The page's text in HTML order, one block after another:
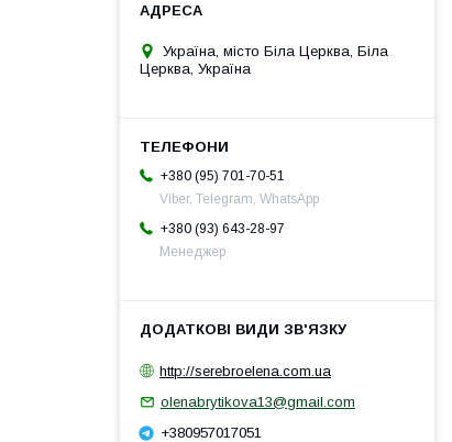
Україна, місто Біла Церква, Біла
Церква, Україна
+380 (95) 701-70-51
Viber, Telegram, WhatsApp
+380 (93) 643-28-97
Менеджер
http://serebroelena.com.ua
olenabrytikova13@gmail.com
+380957017051